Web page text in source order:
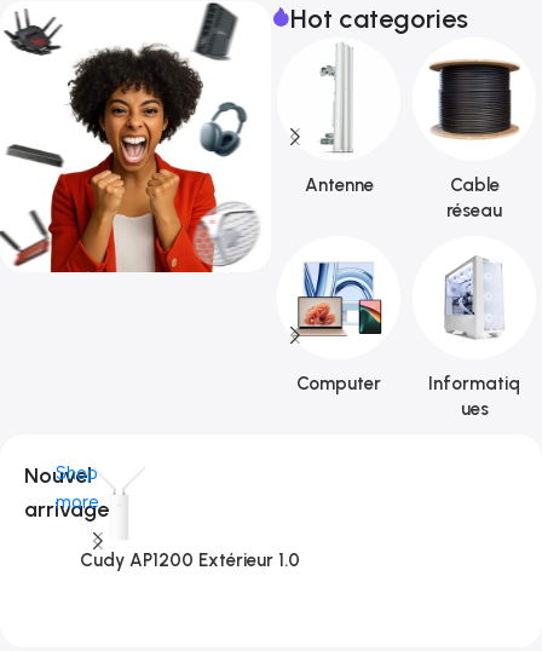
Hot categories
Antenne
Cable
réseau
Computer
Informatiq
ues
Nouvel
arrivage
Shop
more
Cudy AP1200 Extérieur 1.0